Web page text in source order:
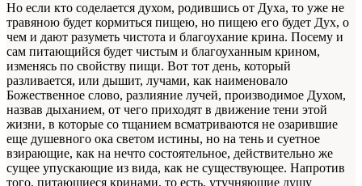
Но если кто соделается духом, родившись от Духа, то уже не
травяною будет кормиться пищею, но пищею его будет Дух, о
чем и дают разуметь чистота и благоухание крина. Посему и
сам питающийся будет чистым и благоуханным крином,
изменясь по свойству пищи. Вот тот день, который
разливается, или дышит, лучами, как наименовало
Божественное слово, разлияние лучей, производимое Духом,
назвав дыханием, от чего приходят в движение тени этой
жизни, в которые со тщанием всматриваются не озарившие
еще душевного ока светом истины, но на тень и суетное
взирающие, как на нечто состоятельное, действительно же
сущее упускающие из вида, как не существующее. Напротив
того, питающиеся кринами, то есть, утучняющие душу